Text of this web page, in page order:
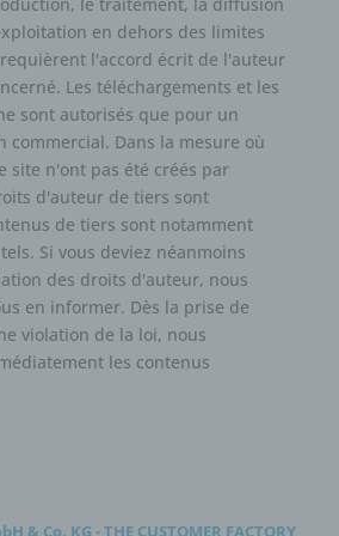
en dehors des limites
l'accord écrit de l'auteur
Les téléchargements et les
sont autorisés que pour un
commercial. Dans la mesure où
site n'ont pas été créés par
d'auteur de tiers sont
de tiers sont notamment
Si vous deviez néanmoins
des droits d'auteur, nous
en informer. Dès la prise de
violation de la loi, nous
les contenus
& Co. KG - THE CUSTOMER FACTORY
toute forme de traitement
à caractère personnel consistant
à caractère personnel pour
personnels relatifs à une
en particulier pour analyser ou
concernant les performances au
la santé, les préférences
de cette personne
est le traitement de données à
soient conservées